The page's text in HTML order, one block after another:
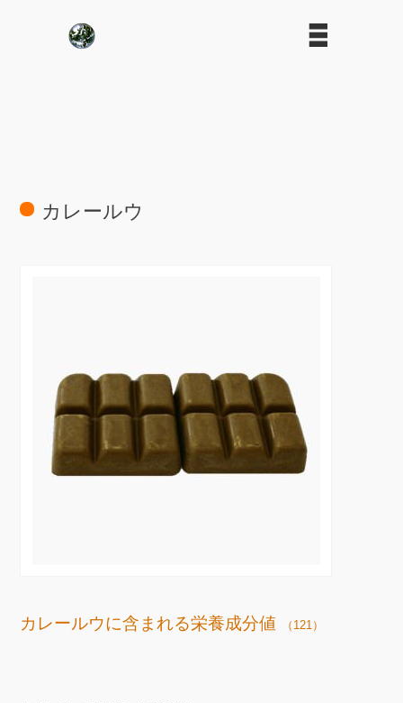
カレールウ
カレールウに含まれる栄養成分値 （121）